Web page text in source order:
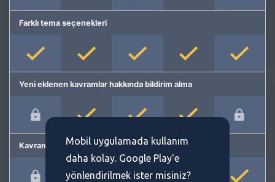
Farklı tema seçenekleri
Yeni eklenen kavramlar hakkında bildirim alma
Kavram önermeMobil uygulamada kullanım
daha kolay. Google Play'e
yönlendirilmek ister misiniz?